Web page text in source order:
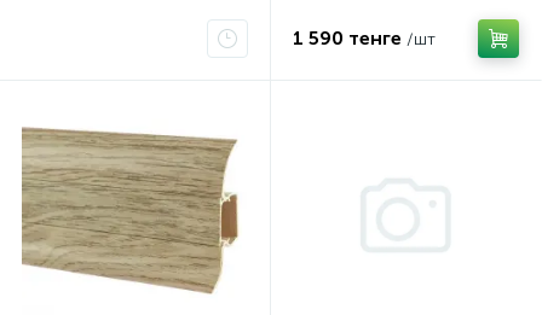
1 590 тенге /шт